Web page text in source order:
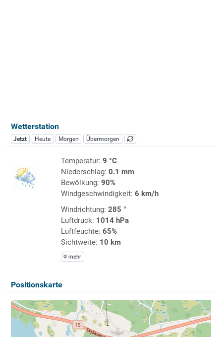
Wetterstation
Jetzt Heute Morgen Übermorgen
Temperatur: 9 °C
Niederschlag: 0.1 mm
Bewölkung: 90%
Windgeschwindigkeit: 6 km/h
Windrichtung: 285 °
Luftdruck: 1014 hPa
Luftfeuchte: 65%
Sichtweite: 10 km
mehr
Positionskarte